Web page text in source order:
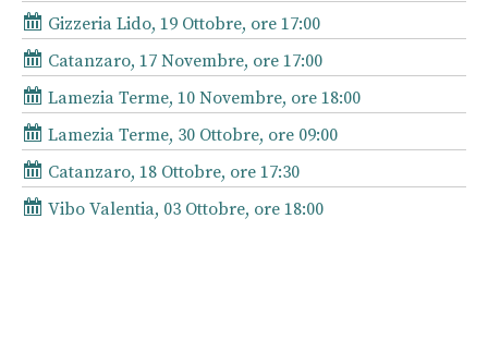
Gizzeria Lido, 19 Ottobre, ore 17:00
Catanzaro, 17 Novembre, ore 17:00
Lamezia Terme, 10 Novembre, ore 18:00
Lamezia Terme, 30 Ottobre, ore 09:00
Catanzaro, 18 Ottobre, ore 17:30
Vibo Valentia, 03 Ottobre, ore 18:00